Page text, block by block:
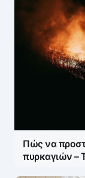
Πώς να
πυρκαγιών –